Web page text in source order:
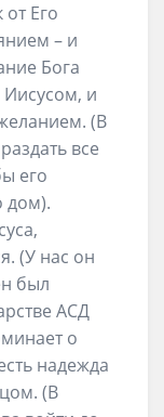
Его
– и
Бога
Иисусом, и
(В
все
его
дом).
(У нас он
был
АСД
о
надежда
(В